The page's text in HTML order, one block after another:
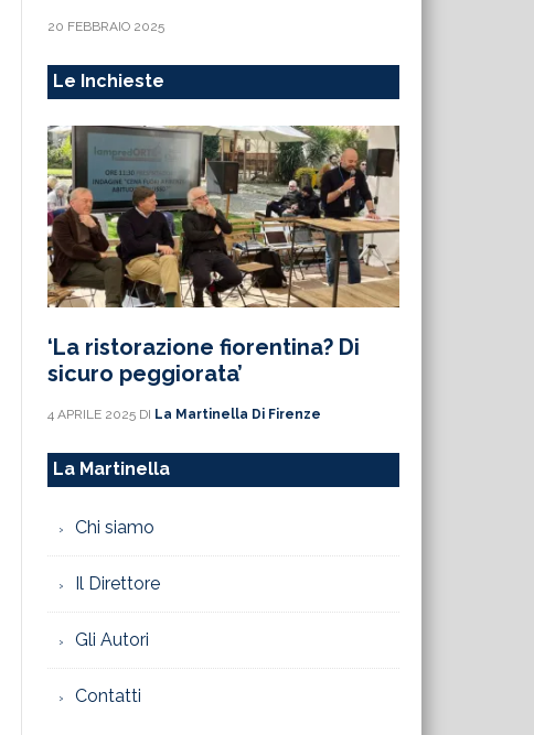
20 FEBBRAIO 2025
Le Inchieste
‘La ristorazione fiorentina? Di
sicuro peggiorata’
4 APRILE 2025 DI La Martinella Di Firenze
La Martinella
Chi siamo
Il Direttore
Gli Autori
Contatti